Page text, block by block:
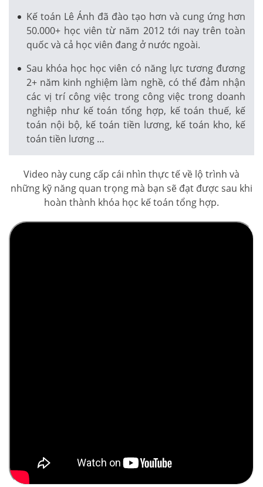
Kế toán Lê Ánh đã đào tạo hơn và cung ứng hơn
50.000+ học viên từ năm 2012 tới nay trên toàn
quốc và cả học viên đang ở nước ngoài.
Sau khóa học học viên có năng lực tương đương
2+ năm kinh nghiệm làm nghề, có thể đảm nhận
các vị trí công việc trong công việc trong doanh
nghiệp như kế toán tổng hợp, kế toán thuế, kế
toán nội bộ, kế toán tiền lương, kế toán kho, kế
toán tiền lương …
Video này cung cấp cái nhìn thực tế về lộ trình và
những kỹ năng quan trọng mà bạn sẽ đạt được sau khi
hoàn thành khóa học kế toán tổng hợp.